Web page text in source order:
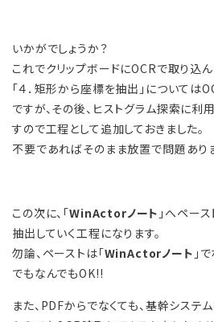
いかがでしょうか？
これでクリップボードにOCRで取り込
「４．矩形から座標を抽出」について
ですが、その後、ヒストグラム探索に
すので工程として追加しておきました。
不要であればそのまま放置で問題あり
この次に、「WinActorノート 」へペー
抽出していく工程になります。
勿論、ペーストは「WinActorノート 」
でもなんでもOK!!
また、PDFからでなくても、基幹システ